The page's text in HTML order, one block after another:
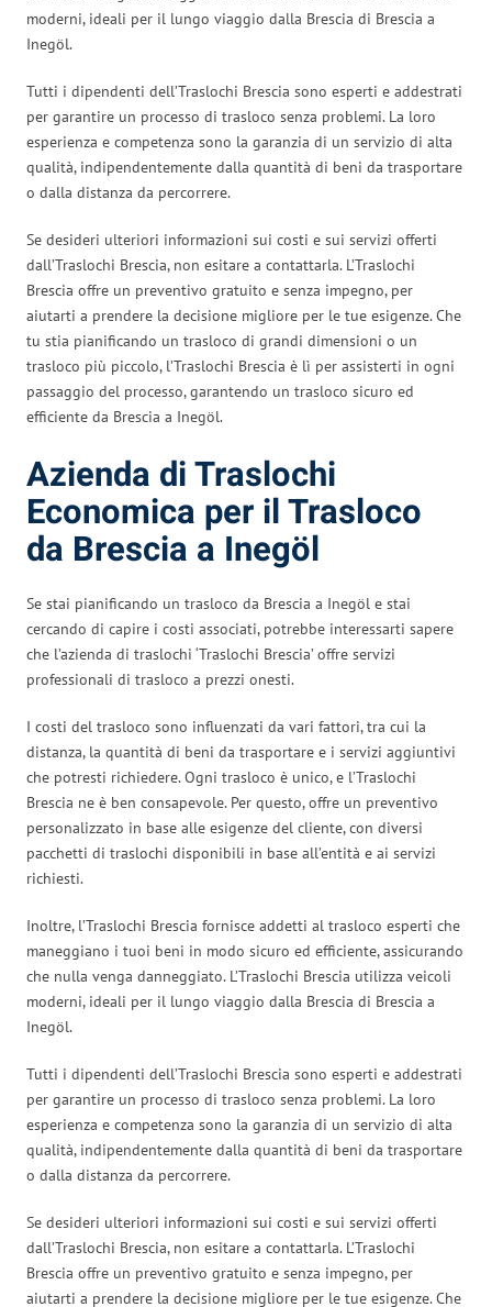
moderni, ideali per il lungo viaggio dalla Brescia di Brescia a
Inegöl.
Tutti i dipendenti dell’Traslochi Brescia sono esperti e addestrati
per garantire un processo di trasloco senza problemi. La loro
esperienza e competenza sono la garanzia di un servizio di alta
qualità, indipendentemente dalla quantità di beni da trasportare
o dalla distanza da percorrere.
Se desideri ulteriori informazioni sui costi e sui servizi offerti
dall’Traslochi Brescia, non esitare a contattarla. L’Traslochi
Brescia offre un preventivo gratuito e senza impegno, per
aiutarti a prendere la decisione migliore per le tue esigenze. Che
tu stia pianificando un trasloco di grandi dimensioni o un
trasloco più piccolo, l’Traslochi Brescia è lì per assisterti in ogni
passaggio del processo, garantendo un trasloco sicuro ed
efficiente da Brescia a Inegöl.
Azienda di Traslochi
Economica per il Trasloco
da Brescia a Inegöl
Se stai pianificando un trasloco da Brescia a Inegöl e stai
cercando di capire i costi associati, potrebbe interessarti sapere
che l’azienda di traslochi ‘Traslochi Brescia’ offre servizi
professionali di trasloco a prezzi onesti.
I costi del trasloco sono influenzati da vari fattori, tra cui la
distanza, la quantità di beni da trasportare e i servizi aggiuntivi
che potresti richiedere. Ogni trasloco è unico, e l’Traslochi
Brescia ne è ben consapevole. Per questo, offre un preventivo
personalizzato in base alle esigenze del cliente, con diversi
pacchetti di traslochi disponibili in base all’entità e ai servizi
richiesti.
Inoltre, l’Traslochi Brescia fornisce addetti al trasloco esperti che
maneggiano i tuoi beni in modo sicuro ed efficiente, assicurando
che nulla venga danneggiato. L’Traslochi Brescia utilizza veicoli
moderni, ideali per il lungo viaggio dalla Brescia di Brescia a
Inegöl.
Tutti i dipendenti dell’Traslochi Brescia sono esperti e addestrati
per garantire un processo di trasloco senza problemi. La loro
esperienza e competenza sono la garanzia di un servizio di alta
qualità, indipendentemente dalla quantità di beni da trasportare
o dalla distanza da percorrere.
Se desideri ulteriori informazioni sui costi e sui servizi offerti
dall’Traslochi Brescia, non esitare a contattarla. L’Traslochi
Brescia offre un preventivo gratuito e senza impegno, per
aiutarti a prendere la decisione migliore per le tue esigenze. Che